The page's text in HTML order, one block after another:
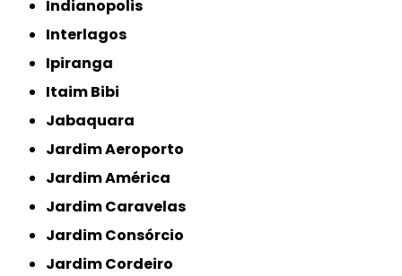
Indianopolis
Interlagos
Ipiranga
Itaim Bibi
Jabaquara
Jardim Aeroporto
Jardim América
Jardim Caravelas
Jardim Consórcio
Jardim Cordeiro